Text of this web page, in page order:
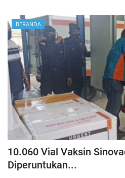
BERANDA
10.060 Vial Vaksin
Diperuntukan...